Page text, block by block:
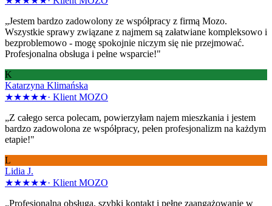
„Jestem bardzo zadowolony ze współpracy z firmą Mozo.
Wszystkie sprawy związane z najmem są załatwiane kompleksowo i
bezproblemowo - mogę spokojnie niczym się nie przejmować.
Profesjonalna obsługa i pełne wsparcie!"
K
Katarzyna Klimańska
★★★★★· Klient MOZO
„Z całego serca polecam, powierzyłam najem mieszkania i jestem
bardzo zadowolona ze współpracy, pełen profesjonalizm na każdym
etapie!"
L
Lidia J.
★★★★★· Klient MOZO
„Profesjonalna obsługa, szybki kontakt i pełne zaangażowanie w